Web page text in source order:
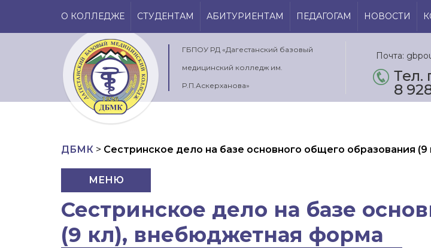
О КОЛЛЕДЖЕ СТУДЕНТАМ АБИТУРИЕНТАМ ПЕДАГОГАМ НОВОСТИ
ГБПОУ РД «Дагестанский базовый
медицинский колледж им.
Р.П.Аскерханова»
Почта:
Тел.
8
ДБМК > Сестринское дело на базе основного общего образования
МЕНЮ
Сестринское дело на базе
(9 кл), внебюджетная форма